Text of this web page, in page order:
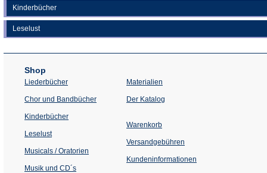
Kinderbücher
Leselust
Shop
Liederbücher
Chor und Bandbücher
Kinderbücher
Leselust
Musicals / Oratorien
Musik und CD´s
Materialien
Der Katalog
Warenkorb
Versandgebühren
Kundeninformationen